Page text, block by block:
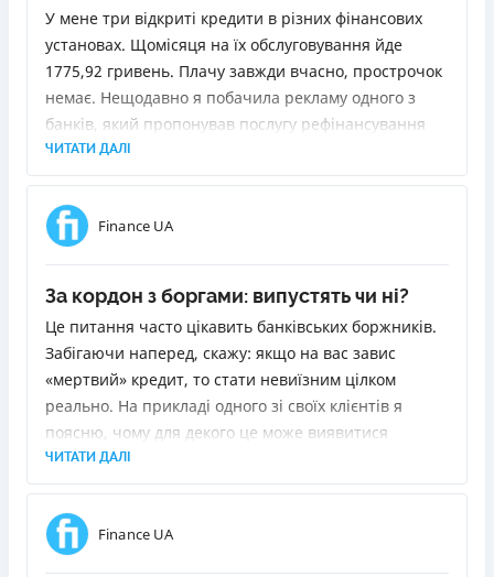
У мене три відкриті кредити в різних фінансових
установах. Щомісяця на їх обслуговування йде
1775,92 гривень. Плачу завжди вчасно, прострочок
немає. Нещодавно я побачила рекламу одного з
банків, який пропонував послугу рефінансування
позик. Суть у тому, щоб видати новий кредит для
погашення старих. Я вирішила з'ясувати, що для
цього потрібно і чи буде це для мене вигідно.
ЧИТАТИ ДАЛІ
Finance UA
За кордон з боргами: випустять чи ні?
Це питання часто цікавить банківських боржників.
Забігаючи наперед, скажу: якщо на вас завис
«мертвий» кредит, то стати невиїзним цілком
реально. На прикладі одного зі своїх клієнтів я
поясню, чому для декого це може виявитися
«сюрпризом» і як прибрати себе зі стоп-аркуша
прикордонників.
ЧИТАТИ ДАЛІ
Finance UA